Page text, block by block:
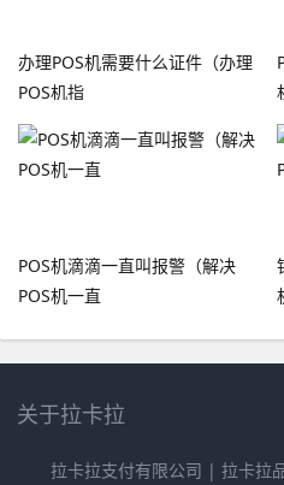
办理POS机需要什么证件（办理
POS机指
POS机滴滴一直叫报警（解决
POS机一直
关于拉卡拉
拉卡拉支付有限公司 | 拉卡